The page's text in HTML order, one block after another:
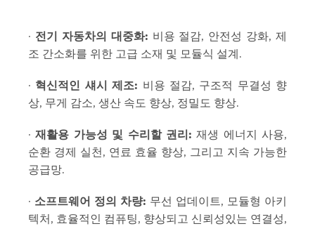
· 전기 자동차의 대중화: 비용 절감, 안전성 강화, 제
조 간소화를 위한 고급 소재 및 모듈식 설계.
· 혁신적인 섀시 제조: 비용 절감, 구조적 무결성 향
상, 무게 감소, 생산 속도 향상, 정밀도 향상.
·재활용 가능성 및 수리할 권리: 재생 에너지 사용,
순환 경제 실천, 연료 효율 향상, 그리고 지속 가능한
공급망.
· 소프트웨어 정의 차량: 무선 업데이트, 모듈형 아키
텍처, 효율적인 컴퓨팅, 향상되고 신뢰성있는 연결성,